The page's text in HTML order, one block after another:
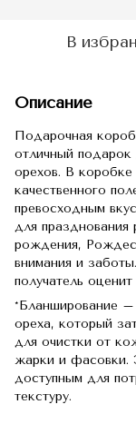
В
Описание
Подарочная
отличный
орехов. В коробке
качественного
превосходным
для
рождения,
внимания и
получатель
*Бланширование –
ореха, который
для очистки от
жарки и фасовки.
доступным для
текстуру.